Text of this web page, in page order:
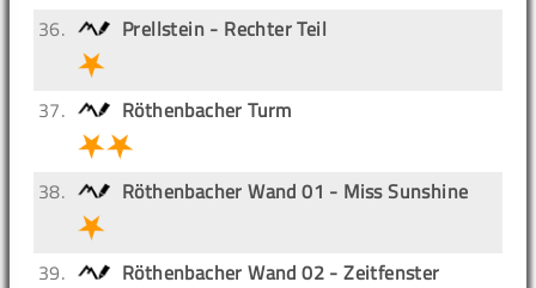
36. Prellstein - Rechter Teil
37. Röthenbacher Turm
38. Röthenbacher Wand 01 - Miss Sunshine
39. Röthenbacher Wand 02 - Zeitfenster